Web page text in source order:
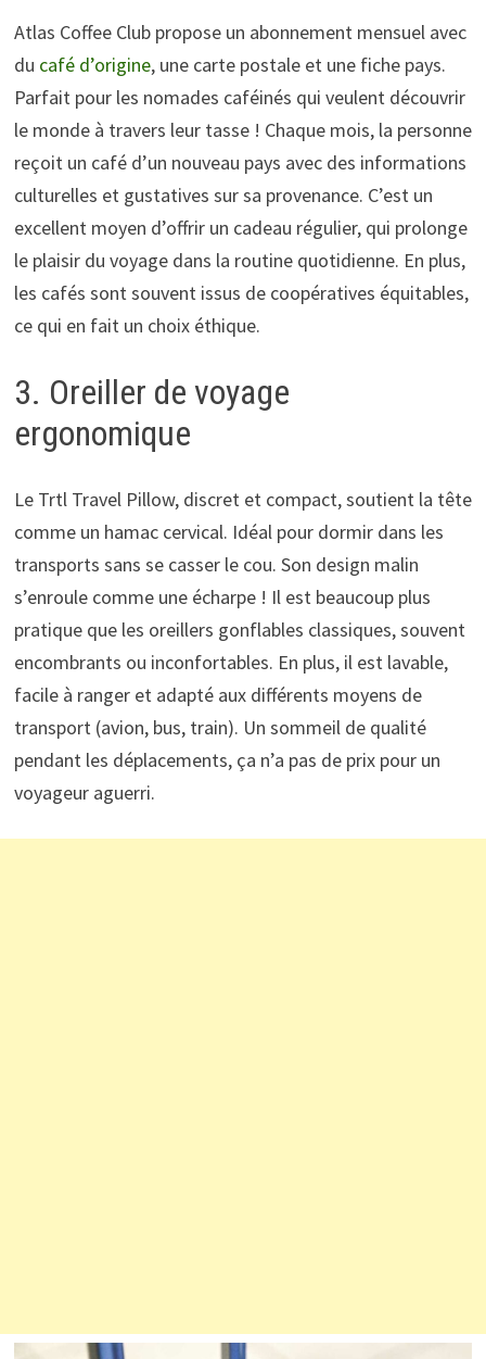
Atlas Coffee Club propose un abonnement mensuel avec
du café d’origine, une carte postale et une fiche pays.
Parfait pour les nomades caféinés qui veulent découvrir
le monde à travers leur tasse ! Chaque mois, la personne
reçoit un café d’un nouveau pays avec des informations
culturelles et gustatives sur sa provenance. C’est un
excellent moyen d’offrir un cadeau régulier, qui prolonge
le plaisir du voyage dans la routine quotidienne. En plus,
les cafés sont souvent issus de coopératives équitables,
ce qui en fait un choix éthique.
3. Oreiller de voyage
ergonomique
Le Trtl Travel Pillow, discret et compact, soutient la tête
comme un hamac cervical. Idéal pour dormir dans les
transports sans se casser le cou. Son design malin
s’enroule comme une écharpe ! Il est beaucoup plus
pratique que les oreillers gonflables classiques, souvent
encombrants ou inconfortables. En plus, il est lavable,
facile à ranger et adapté aux différents moyens de
transport (avion, bus, train). Un sommeil de qualité
pendant les déplacements, ça n’a pas de prix pour un
voyageur aguerri.